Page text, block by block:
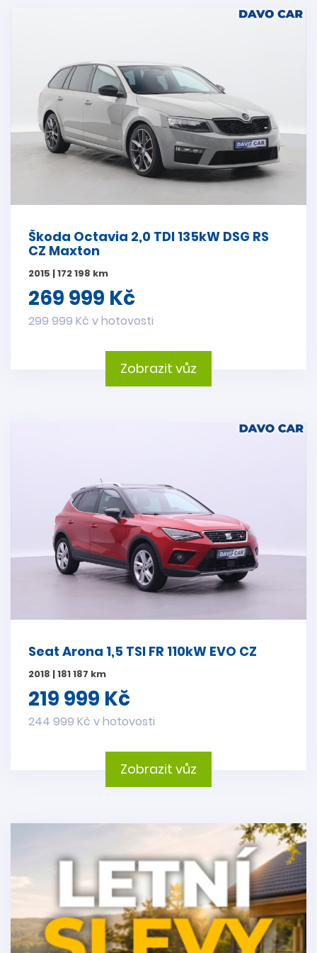
Škoda Octavia 2,0 TDI 135kW DSG RS
CZ Maxton
2015 | 172 198 km
269 999 Kč
299 999 Kč v hotovosti
Zobrazit vůz
Seat Arona 1,5 TSI FR 110kW EVO CZ
2018 | 181 187 km
219 999 Kč
244 999 Kč v hotovosti
Zobrazit vůz